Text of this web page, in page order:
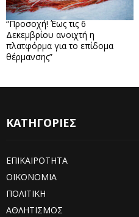
“Προσοχή! Έως τις 6
Δεκεμβρίου ανοιχτή η
πλατφόρμα για το επίδομα
θέρμανσης”
ΚΑΤΗΓΟΡΙΕΣ
ΕΠΙΚΑΙΡΟΤΗΤΑ
ΟΙΚΟΝΟΜΙΑ
ΠΟΛΙΤΙΚΗ
ΑΘΛΗΤΙΣΜΟΣ